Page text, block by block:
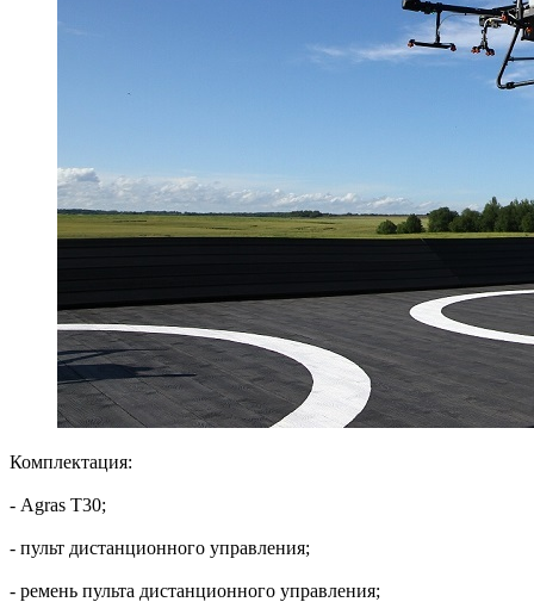
Комплектация:
- Agras T30;
- пульт дистанционного управления;
- ремень пульта дистанционного управления;